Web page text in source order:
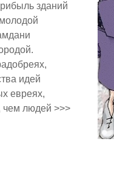
зданий
идей
евреях,
чем людей >>>